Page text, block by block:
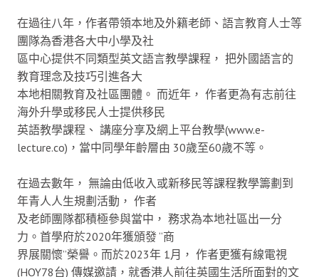
在過往八年，作者帶領本地及外籍老師、語言教育人士等
團隊為香港各大中小學及社
區中心提供不同類型英文語言教學課程， 把外國語言的
教育理念及技巧引進各大
本地相關教育及社區團體。 而近年， 作者更為有志前往
海外升學或移民人士提供移民
英語教學課程、 講座分享及網上平台教學(www.e-
lecture.co)，當中同學年齡層由 30歲至60歲不等。
在過去數年， 無論由低收入或新移民等課程教學籌劃到
年青人人生規劃活動， 作者
及老師團隊都積極參與當中， 務求為本地社區出一分
力。首學府於2020年獲頒發 “商
界展關懷”榮譽。而於2023年 1月， 作者更獲有線電視
(HOY78台) 傳媒邀請，就香港人前往英國生活所面對的文